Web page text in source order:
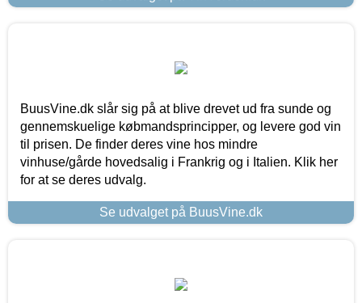
BuusVine.dk slår sig på at blive drevet ud fra sunde og
gennemskuelige købmandsprincipper, og levere god vin
til prisen. De finder deres vine hos mindre
vinhuse/gårde hovedsalig i Frankrig og i Italien. Klik her
for at se deres udvalg.
Se udvalget på BuusVine.dk